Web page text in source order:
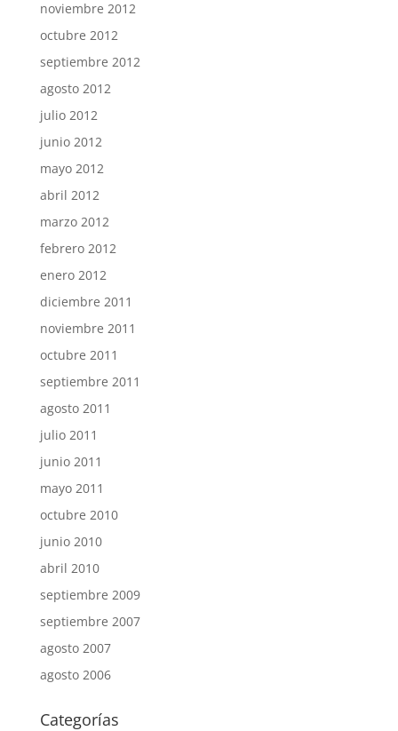
noviembre 2012
octubre 2012
septiembre 2012
agosto 2012
julio 2012
junio 2012
mayo 2012
abril 2012
marzo 2012
febrero 2012
enero 2012
diciembre 2011
noviembre 2011
octubre 2011
septiembre 2011
agosto 2011
julio 2011
junio 2011
mayo 2011
octubre 2010
junio 2010
abril 2010
septiembre 2009
septiembre 2007
agosto 2007
agosto 2006
Categorías